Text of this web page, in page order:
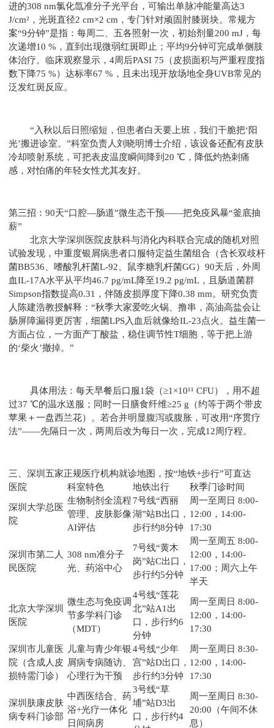
进的308 nm氯化氙准分子光平台，可输出单脉冲能量高达3
J/cm²，光斑直径2 cm×2 cm，专门针对顽固肘膝斑块。常规方
案“9分钟”是指：每周二、五各照射一次，初始剂量200 mJ，每
次递增10 %，直到出现微弱红斑即止；平均9分钟可完成单侧肢
体治疗。临床观察显示，4周后PASI 75（皮损面积与严重程度指
数下降75 %）达标率67 %，且未出现开放场地全身UVB常见的
泛发红斑反应。
“入秋以后日照缩短，但患者白天要上班，我们干脆把‘阳
光’搬进诊室。”科室负责人刘晓明博士介绍，该设备还配有皮肤
冷却喷射系统，可把表皮温度瞬间降到20 ℃，降低灼热刺痛
感，对怕痛的年轻女性尤其友好。
第三招：90天“口腔—肠道”微生态干预——把免疫风暴“釜底抽
薪”
北京大学深圳医院皮肤科与消化内科联合完成的随机对照
试验发现，中重度银屑病患者口服特定益生菌组合（含长双歧杆
菌BB536、嗜酸乳杆菌L-92、鼠李糖乳杆菌GG）90天后，外周
血IL-17A水平从平均46.7 pg/mL降至19.2 pg/mL，且肠道菌群
Simpson指数提高0.31，伴随皮损厚度下降0.38 mm。研究负责
人陈建浩教授解释：“秋季大家爱吃火锅、撸串，高油高盐会让
肠屏障漏得更厉害，细菌LPS入血后就像给IL-23点火。益生菌一
方面占位，一方面产丁酸盐，稳住调节性T细胞，等于把上游
的‘柴火’撤掉。”
具体用法：每天早餐后口服1袋（≥1×10¹¹ CFU），用不超
过37 ℃的温水送服；同时一日膳食纤维≥25 g（约等于两个带皮
苹果＋一盘西兰花）。若合并明显腹泻或腹胀，可改用“序贯疗
法”——先隔日一次，两周后改为每日一次，完成12周疗程。
三、深圳五家正规医疗机构就诊地图，按“地铁+步行”可直达
医院
科室特色 地铁出行 秋季门诊时间
深圳大学总医
院
生物制剂全流程
管理、皮肤影像
AI评估
7号线“西丽
湖”站B出口，
步行约8分钟
周一至周日 8:00-
12:00，14:00-
17:30
深圳市第二人
民医院
308 nm准分子
光、药浴中心
7号线“黄木
岗”站C出口，
步行约5分钟
周一至周五 8:00-
12:00，14:00-
17:00；周六上午
半天
北京大学深圳
医院
微生态与免疫调
节多学科门诊
（MDT）
4号线“莲花
北”站A1出
口，步行约6
分钟
周一至周日 8:00-
12:00，14:00-
17:30
深圳市儿童医
院（含成人皮
损特需门诊）
儿童与青少年银
屑病专病随访、
心理行为干预
4号线“少年
宫”站D出口，
步行约3分钟
周一至周日 8:30-
12:00，14:00-
17:30
深圳肤康皮肤
病专科门诊部
中西医结合、药
浴+光疗一体化
日间病房
3号线“草
埔”站D3出
口，步行约4
周一至周日 8:30-
20:00（午间不休
息）